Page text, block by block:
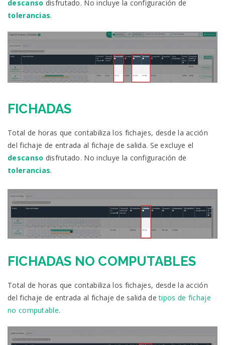
descanso disfrutado. No incluye la configuración de
tolerancias.
FICHADAS
Total de horas que contabiliza los fichajes, desde la acción
del fichaje de entrada al fichaje de salida. Se excluye el
descanso disfrutado. No incluye la configuración de
tolerancias.
FICHADAS NO COMPUTABLES
Total de horas que contabiliza los fichajes, desde la acción
del fichaje de entrada al fichaje de salida detipos de fichaje
no computable.